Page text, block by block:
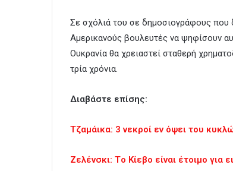
Σε σχόλιά του σε δημοσιογράφους που
Αμερικανούς βουλευτές να ψηφίσουν
Ουκρανία θα χρειαστεί σταθερή
τρία χρόνια.
Διαβάστε επίσης:
Τζαμάικα: 3 νεκροί εν όψει του
Ζελένσκι: Tο Κίεβο είναι έτοιμο